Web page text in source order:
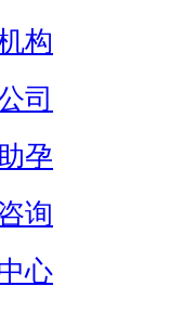
构
司
孕
询
心